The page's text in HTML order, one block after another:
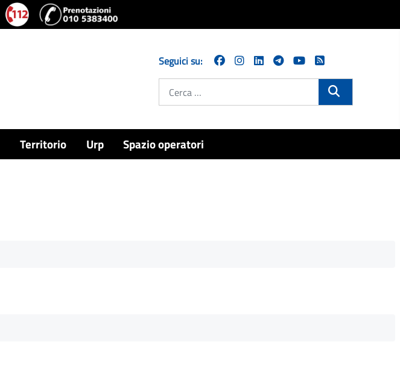
Seguici su:
Cerca
Territorio Urp Spazio operatori